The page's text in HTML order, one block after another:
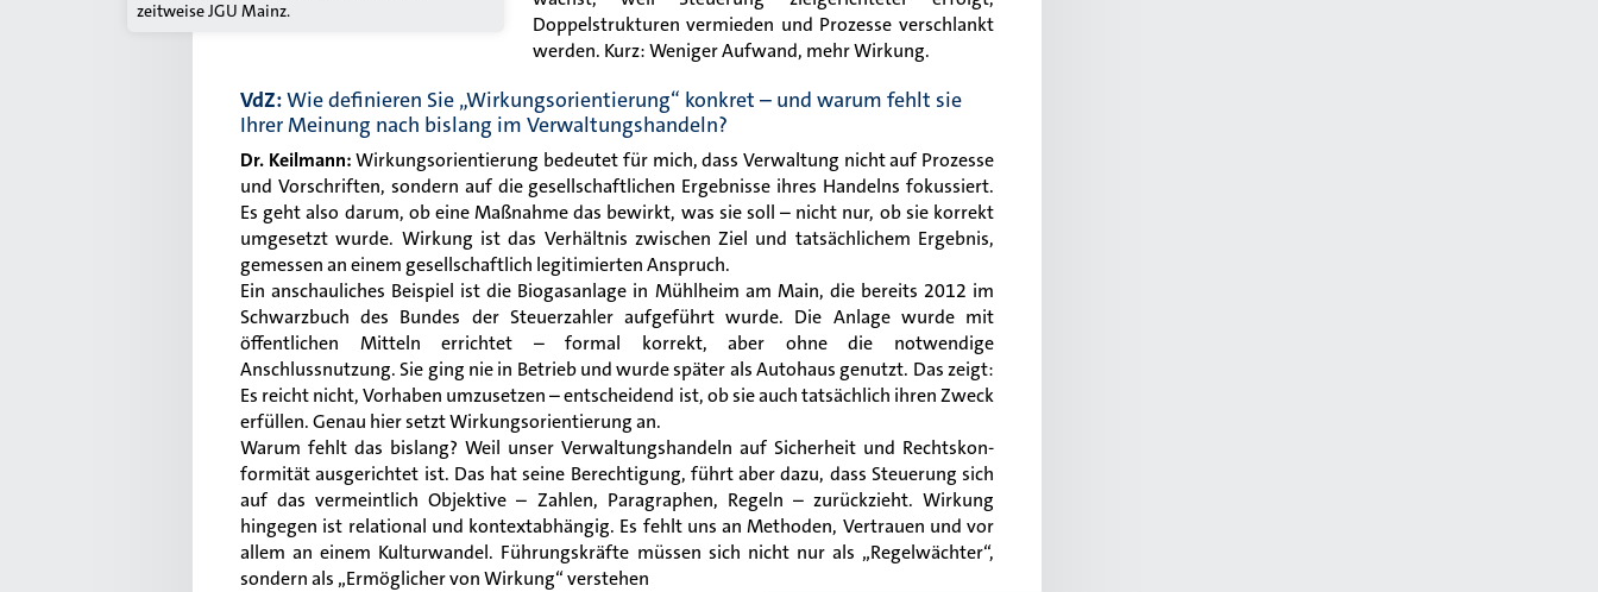
zeitweise JGU Mainz.
Doppelstrukturen vermieden und Prozesse verschlankt
werden. Kurz: Weniger Aufwand, mehr Wirkung.
VdZ:Wie definieren Sie „Wirkungsorientierung“ konkret – und warum fehlt sie
Ihrer Meinung nach bislang im Verwaltungshandeln?
Dr. Keilmann:Wirkungsorientierung bedeutet für mich, dass Verwaltung nicht auf Prozesse
und Vorschriften, sondern auf die gesellschaftlichen Ergebnisse ihres Handelns fokussiert.
Es geht also darum, ob eine Maßnahme das bewirkt, was sie soll – nicht nur, ob sie korrekt
umgesetzt wurde. Wirkung ist das Verhältnis zwischen Ziel und tatsächlichem Ergebnis,
gemessen an einem gesellschaftlich legitimierten Anspruch.
Ein anschauliches Beispiel ist die Biogasanlage in Mühlheim am Main, die bereits 2012 im
Schwarzbuch des Bundes der Steuerzahler aufgeführt wurde. Die Anlage wurde mit
öffentlichen Mitteln errichtet – formal korrekt, aber ohne die notwendige
Anschlussnutzung. Sie ging nie in Betrieb und wurde später als Autohaus genutzt. Das zeigt:
Es reicht nicht, Vorhaben umzusetzen – entscheidend ist, ob sie auch tatsächlich ihren Zweck
erfüllen. Genau hier setzt Wirkungsorientierung an.
Warum fehlt das bislang? Weil unser Verwaltungshandeln auf Sicherheit und Rechtskon-
formität ausgerichtet ist. Das hat seine Berechtigung, führt aber dazu, dass Steuerung sich
auf das vermeintlich Objektive – Zahlen, Paragraphen, Regeln – zurückzieht. Wirkung
hingegen ist relational und kontextabhängig. Es fehlt uns an Methoden, Vertrauen und vor
allem an einem Kulturwandel. Führungskräfte müssen sich nicht nur als „Regelwächter“,
sondern als „Ermöglicher von Wirkung“ verstehen